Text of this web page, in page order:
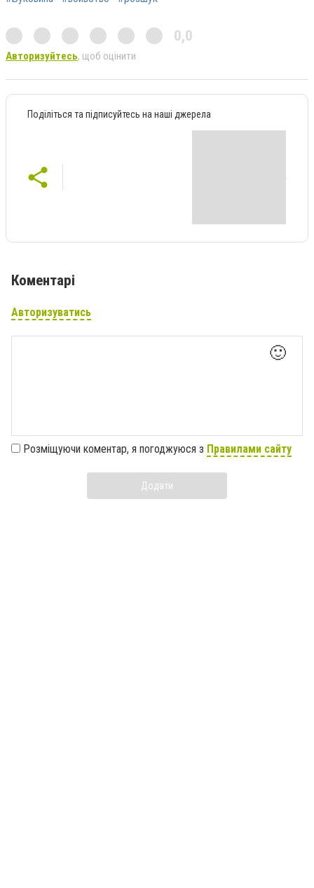
0,0
Авторизуйтесь, щоб оцінити
Поділіться та підписуйтесь на наші джерела
Коментарі
Авторизуватись
🙂
Розміщуючи коментар, я погоджуюся з Правилами сайту
Додати